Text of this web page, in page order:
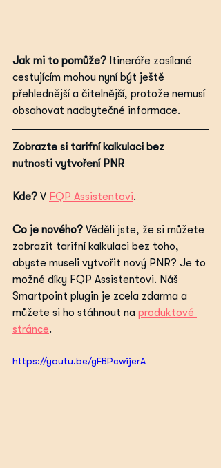
Jak mi to pomůže? Itineráře zasílané
cestujícím mohou nyní být ještě
přehlednější a čitelnější, protože nemusí
obsahovat nadbytečné informace.
Zobrazte si tarifní kalkulaci bez
nutnosti vytvoření PNR
Kde? V FQP Assistentovi.
Co je nového? Věděli jste, že si můžete
zobrazit tarifní kalkulaci bez toho,
abyste museli vytvořit nový PNR? Je to
možné díky FQP Assistentovi. Náš
Smartpoint plugin je zcela zdarma a
můžete si ho stáhnout na produktové
stránce.
https://youtu.be/gFBPcwijerA